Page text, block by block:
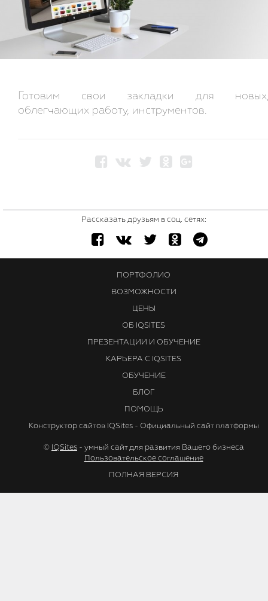
Готовим свои закладки для
облегчающих работу, инструментов.
Рассказать друзьям в соц. сетях:
ПОРТФОЛИО
ВОЗМОЖНОСТИ
ЦЕНЫ
ОБ IQSITES
ПРЕЗЕНТАЦИИ И ОБУЧЕНИЕ
КАРЬЕРА С IQSITES
ОБУЧЕНИЕ
БЛОГ
ПОМОЩЬ
Конструктор сайтов IQSites - Официальный сайт платформы
© IQSites - умный сайт для развития Вашего бизнеса
Пользовательское соглашение
ПОЛНАЯ ВЕРСИЯ